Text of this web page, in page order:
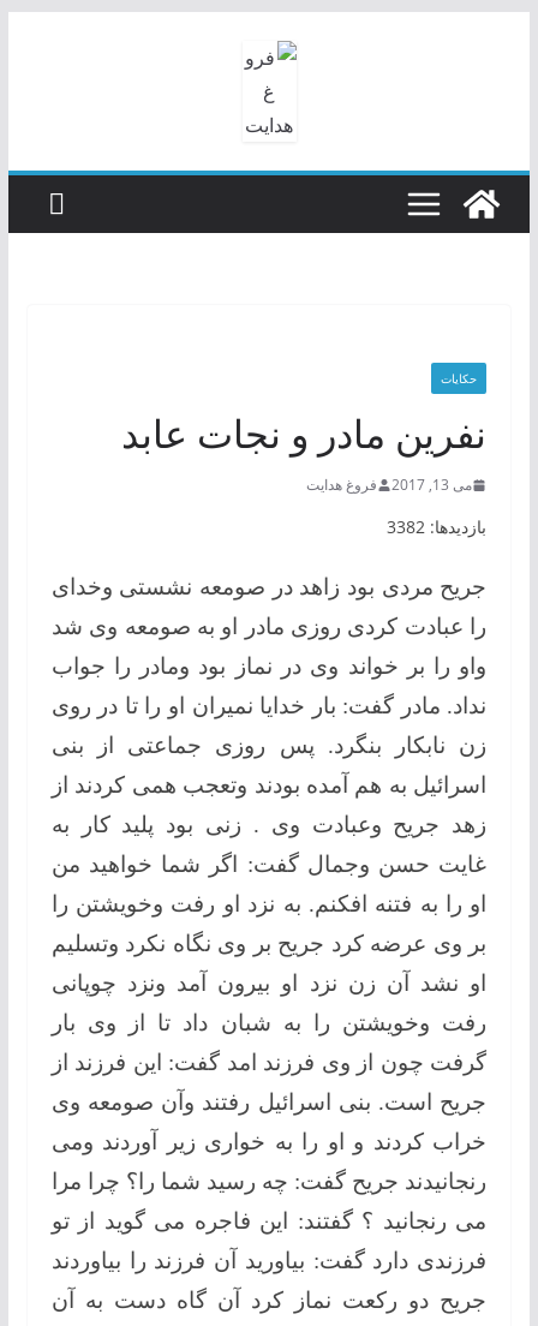
حکایات
نفرین مادر و نجات عابد
می 13, 2017 فروغ هدایت
بازدیدها: 3382
جریح مردی بود زاهد در صومعه نشستی وخدای
را عبادت كردی روزی مادر او به صومعه وی شد
واو را بر خواند وی در نماز بود ومادر را جواب
نداد. مادر گفت: بار خدایا نمیران او را تا در روی
زن نابكار بنگرد. پس روزی جماعتی از بنی
اسرائیل به هم آمده بودند وتعجب همی كردند از
زهد جریح وعبادت وی . زنی بود پلید كار به
غایت حسن وجمال گفت: اگر شما خواهید من
او را به فتنه افكنم. به نزد او رفت وخویشتن را
بر وی عرضه كرد جریح بر وی نگاه نكرد وتسلیم
او نشد آن زن نزد او بیرون آمد ونزد چوپانی
رفت وخویشتن را به شبان داد تا از وی بار
گرفت چون از وی فرزند امد گفت: این فرزند از
جریح است. بنی اسرائیل رفتند وآن صومعه وی
خراب كردند و او را به خواری زیر آوردند ومی
رنجانیدند جریح گفت: چه رسید شما را؟ چرا مرا
می رنجانید ؟ گفتند: این فاجره می گوید از تو
فرزندی دارد گفت: بیاورید آن فرزند را بیاوردند
جریح دو ركعت نماز كرد آن گاه دست به آن